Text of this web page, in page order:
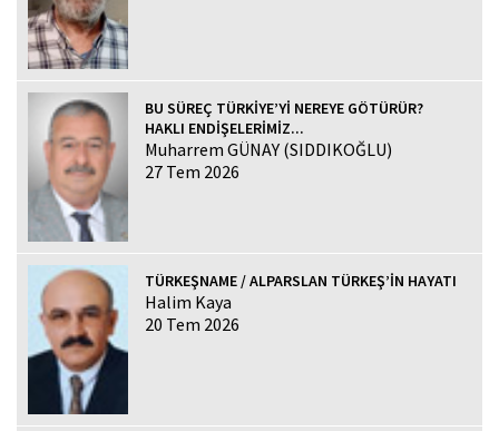
BU SÜREÇ TÜRKİYE’Yİ NEREYE GÖTÜRÜR?
HAKLI ENDİŞELERİMİZ...
Muharrem GÜNAY (SIDDIKOĞLU)
27 Tem 2026
TÜRKEŞNAME / ALPARSLAN TÜRKEŞ’İN HAYATI
Halim Kaya
20 Tem 2026